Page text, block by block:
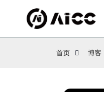
首页 博客